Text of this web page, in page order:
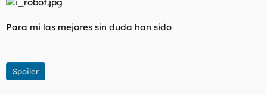
Para mi las mejores sin duda han sido
Spoiler